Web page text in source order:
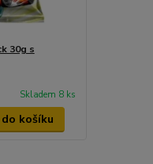
30g s
Skladem 8 ks
košíku